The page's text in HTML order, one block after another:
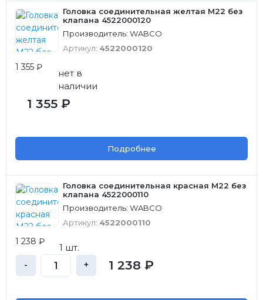
Головка соединительная желтая M22 без
клапана 4522000120
Производитель: WABCO
Артикул: 4522000120
1 355 ₽
нет в
наличии
1 355 ₽
Подробнее
Головка соединительная красная M22 без
клапана 4522000110
Производитель: WABCO
Артикул: 4522000110
1 238 ₽
1 шт.
- + 1 238 ₽